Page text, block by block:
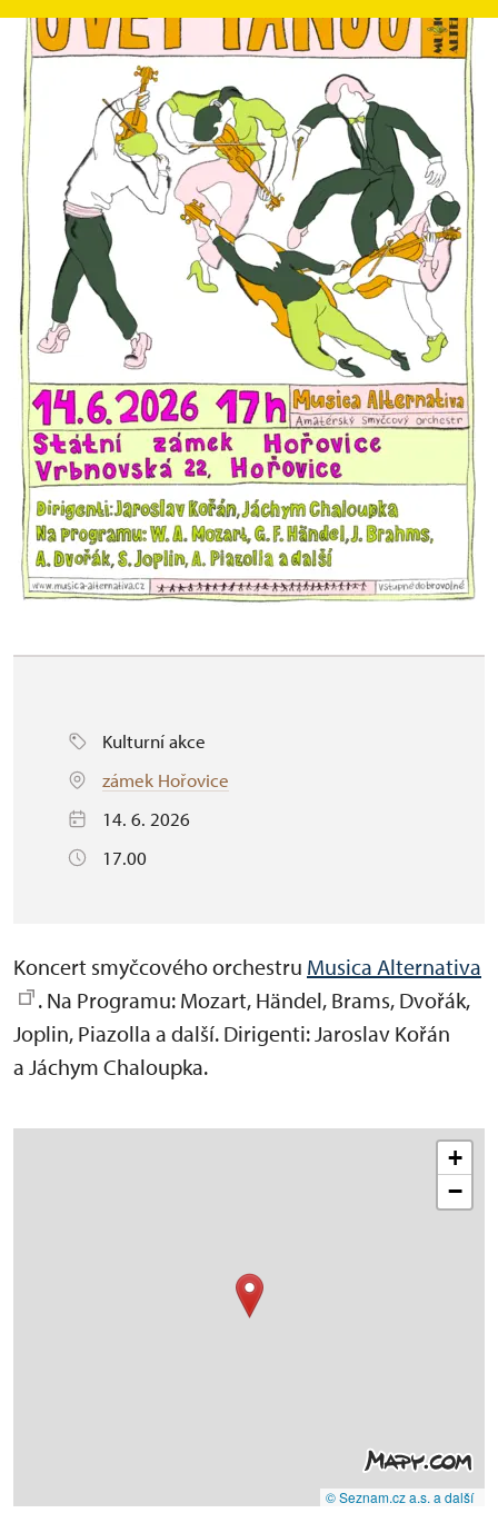
Kulturní akce
zámek Hořovice
14. 6. 2026
17.00
Koncert smyčcového orchestru Musica Alternativa
. Na Programu: Mozart, Händel, Brams, Dvořák,
Joplin, Piazolla a další. Dirigenti: Jaroslav Kořán
a Jáchym Chaloupka.
+
−
© Seznam.cz a.s. a další